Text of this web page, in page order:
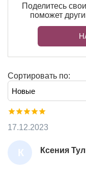
Поделитесь
поможет
Сортировать по:
К
С
Ксения
17.12.2023